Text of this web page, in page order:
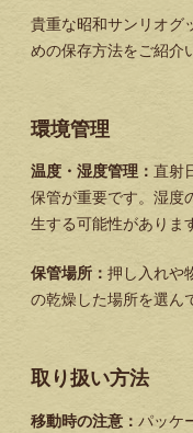
貴重な昭和サンリオグ
めの保存方法をご紹介
環境管理
温度・湿度管理： 直射
保管が重要です。湿度
生する可能性がありま
保管場所： 押し入れや
の乾燥した場所を選ん
取り扱い方法
移動時の注意： パッケ